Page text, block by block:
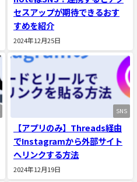
セスアップが期待できるおす
すめを紹介
2024年12月25日
SNS
【アプリのみ】Threads経由
でInstagramから外部サイト
へリンクする方法
2024年12月19日